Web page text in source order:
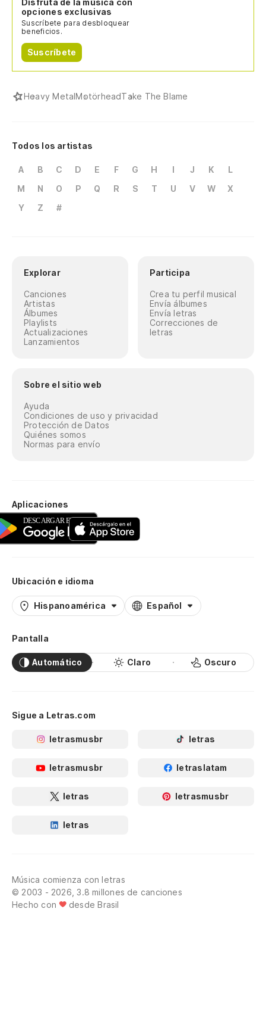
Disfruta de la música con
opciones exclusivas
Suscríbete para desbloquear
beneficios.
Suscríbete
Heavy MetalMotörheadTake The Blame
Todos los artistas
A B C D E F G H I J K
L
M
N O P Q R S T U V W
X
Y
Z #
Explorar
Canciones
Artistas
Álbumes
Playlists
Actualizaciones
Lanzamientos
Participa
Crea tu perfil musical
Envía álbumes
Envía letras
Correcciones de
letras
Sobre el sitio web
Ayuda
Condiciones de uso y privacidad
Protección de Datos
Quiénes somos
Normas para envío
Aplicaciones
Ubicación e idioma
Hispanoamérica Español
Pantalla
Automático Claro Oscuro
Sigue a Letras.com
letrasmusbr letras
letrasmusbr letraslatam
letras letrasmusbr
letras
Música comienza con letras
© 2003 - 2026, 3.8 millones de canciones
Hecho con
desde Brasil